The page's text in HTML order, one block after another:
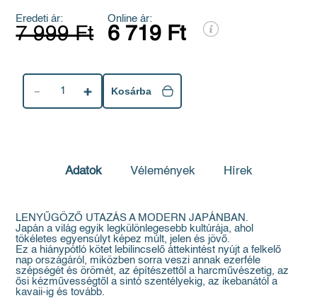
Eredeti ár:
7 999 Ft
Online ár:
6 719 Ft
1 Kosárba
Adatok Vélemények Hírek
LENYŰGÖZŐ UTAZÁS A MODERN JAPÁNBAN.
Japán a világ egyik legkülönlegesebb kultúrája, ahol
tökéletes egyensúlyt képez múlt, jelen és jövő.
Ez a hiánypótló kötet lebilincselő áttekintést nyújt a felkelő
nap országáról, miközben sorra veszi annak ezerféle
szépségét és örömét, az építészettől a harcművészetig, az
ősi kézművességtől a sintó szentélyekig, az ikebanától a
kavaii-ig és tovább.